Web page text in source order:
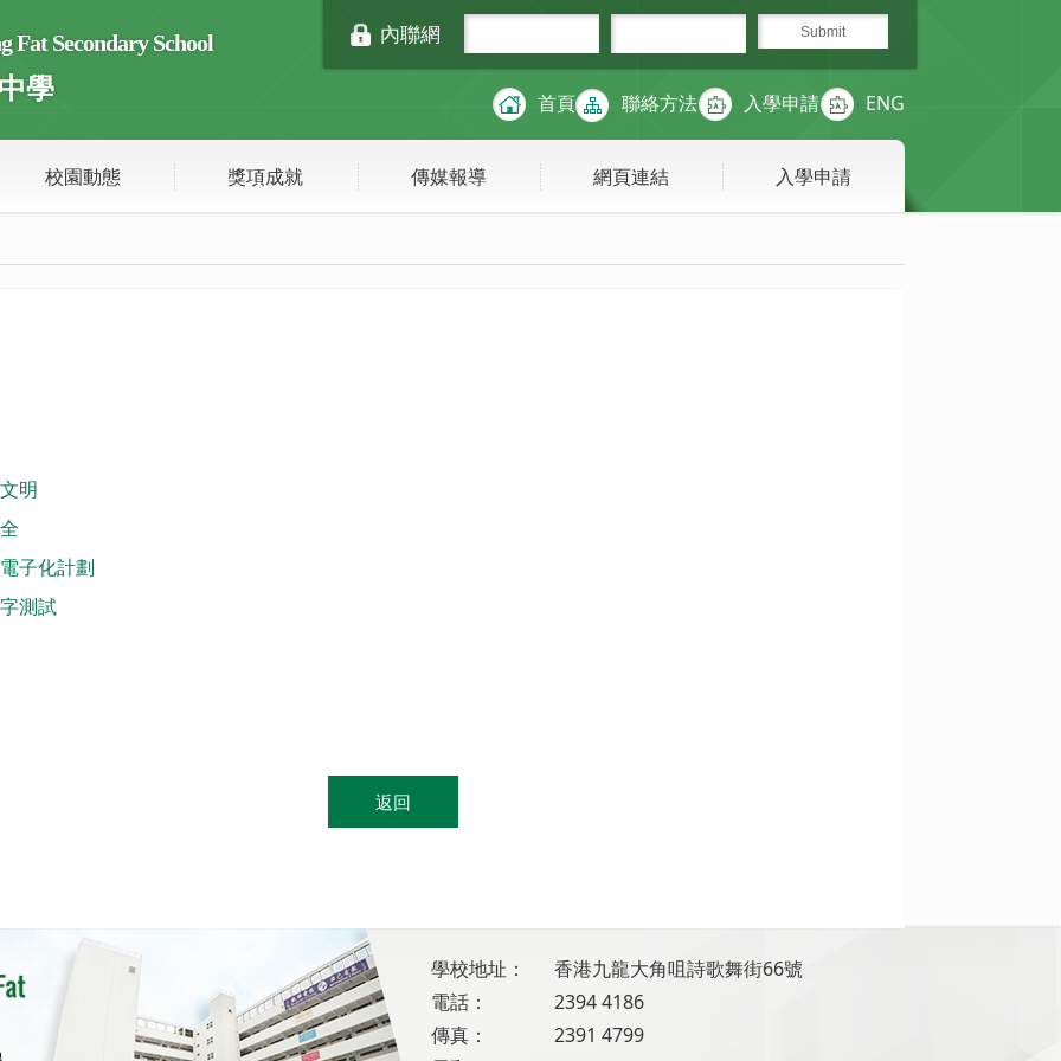
Secondary School
學
內聯網
首頁 聯絡方法 入學申請 ENG
校園動態 獎項成就 傳媒報導 網頁連結 入學申請
明
子化計劃
測試
返回
學校地址：
香港九龍大角咀詩歌舞街66號
電話：
2394 4186
傳真：
2391 4799